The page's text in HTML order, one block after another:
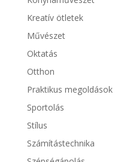
Kreatív ötletek
Művészet
Oktatás
Otthon
Praktikus megoldások
Sportolás
Stílus
Számítástechnika